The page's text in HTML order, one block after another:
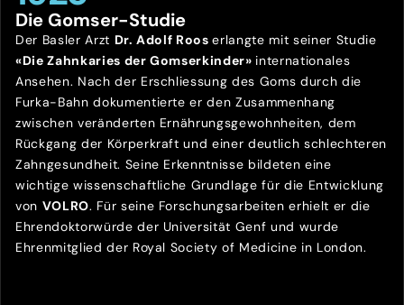
Die Gomser-Studie
Der Basler Arzt Dr. Adolf Rooserlangte mit seiner Studie
«Die Zahnkaries der Gomserkinder» internationales
Ansehen. Nach der Erschliessung des Goms durch die
Furka-Bahn dokumentierte er den Zusammenhang
zwischen veränderten Ernährungsgewohnheiten, dem
Rückgang der Körperkraft und einer deutlich schlechteren
Zahngesundheit. Seine Erkenntnisse bildeten eine
wichtige wissenschaftliche Grundlage für die Entwicklung
von VOLRO. Für seine Forschungsarbeiten erhielt er die
Ehrendoktorwürde der Universität Genf und wurde
Ehrenmitglied der Royal Society of Medicine in London.